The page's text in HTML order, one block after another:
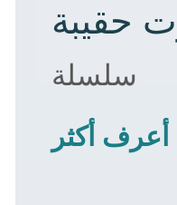
حقيبة
سلسلة
أعرف أكثر